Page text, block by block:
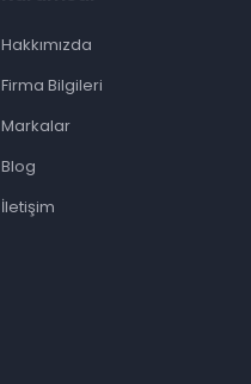
Hakkımızda
Firma Bilgileri
Markalar
Blog
İletişim